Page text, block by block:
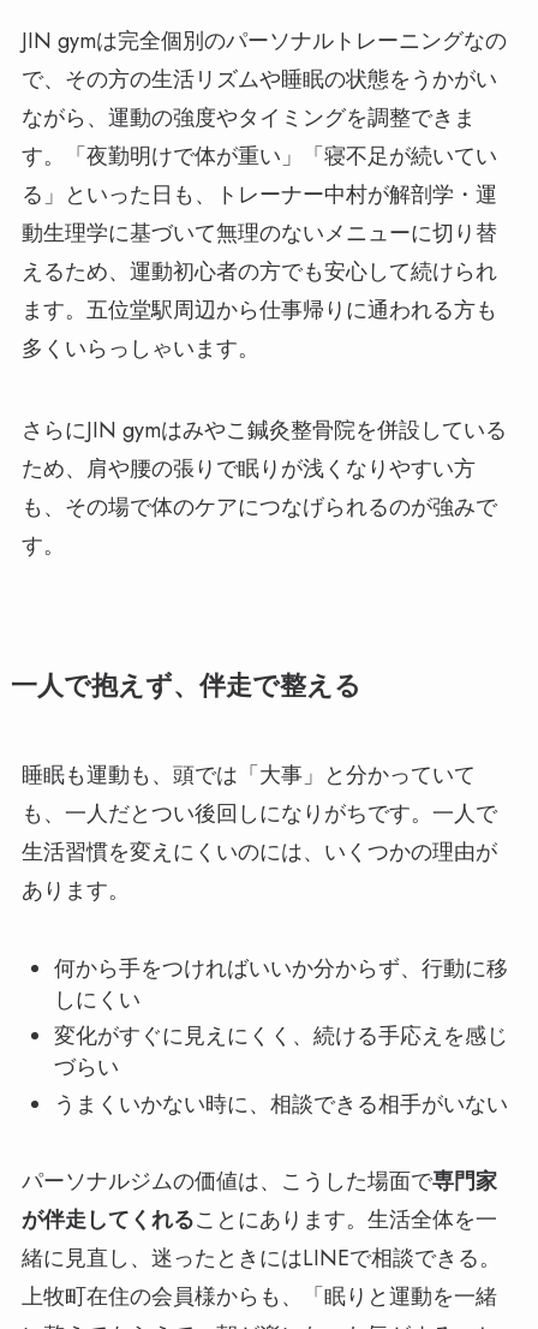
JIN gymは完全個別のパーソナルトレーニングなの
で、その方の生活リズムや睡眠の状態をうかがい
ながら、運動の強度やタイミングを調整できま
す。「夜勤明けで体が重い」「寝不足が続いてい
る」といった日も、トレーナー中村が解剖学・運
動生理学に基づいて無理のないメニューに切り替
えるため、運動初心者の方でも安心して続けられ
ます。五位堂駅周辺から仕事帰りに通われる方も
多くいらっしゃいます。
さらにJIN gymはみやこ鍼灸整骨院を併設している
ため、肩や腰の張りで眠りが浅くなりやすい方
も、その場で体のケアにつなげられるのが強みで
す。
一人で抱えず、伴走で整える
睡眠も運動も、頭では「大事」と分かっていて
も、一人だとつい後回しになりがちです。一人で
生活習慣を変えにくいのには、いくつかの理由が
あります。
何から手をつければいいか分からず、行動に移
しにくい
変化がすぐに見えにくく、続ける手応えを感じ
づらい
うまくいかない時に、相談できる相手がいない
パーソナルジムの価値は、こうした場面で専門家
が伴走してくれることにあります。生活全体を一
緒に見直し、迷ったときにはLINEで相談できる。
上牧町在住の会員様からも、「眠りと運動を一緒